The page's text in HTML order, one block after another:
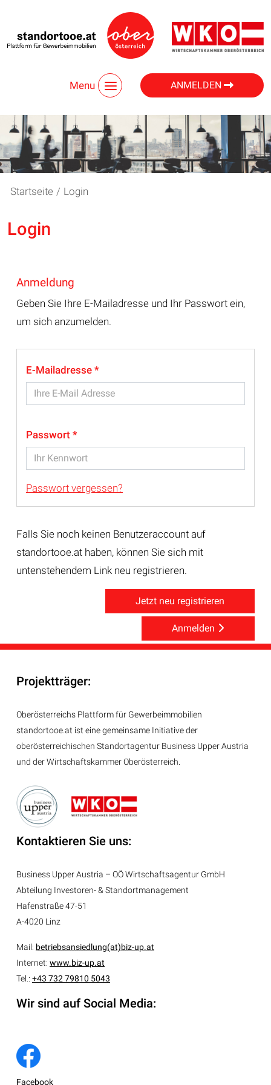
Menu ANMELDEN
Startseite / Login
Login
Anmeldung
Geben Sie Ihre E-Mailadresse und Ihr Passwort ein,
um sich anzumelden.
E-Mailadresse
Passwort
Passwort vergessen?
Falls Sie noch keinen Benutzeraccount auf
standortooe.at haben, können Sie sich mit
untenstehendem Link neu registrieren.
Jetzt neu registrieren
Anmelden
Projektträger:
Oberösterreichs Plattform für Gewerbeimmobilien
standortooe.at ist eine gemeinsame Initiative der
oberösterreichischen Standortagentur Business Upper Austria
und der Wirtschaftskammer Oberösterreich.
Kontaktieren Sie uns:
Business Upper Austria – OÖ Wirtschaftsagentur GmbH
Abteilung Investoren- & Standortmanagement
Hafenstraße 47-51
A-4020 Linz
Mail: betriebsansiedlung(at)biz-up.at
Internet: www.biz-up.at
Tel.: +43 732 79810 5043
Wir sind auf Social Media:
Facebook